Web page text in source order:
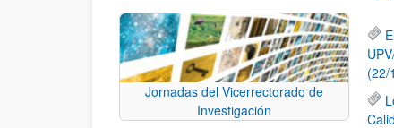
Jornadas del Vicerrectorado de
Investigación
(22/